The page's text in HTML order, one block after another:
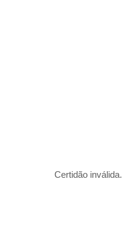
Certidão inválida.